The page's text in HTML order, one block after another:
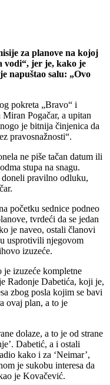
za planove na kojoj
vodi“, jer je, kako je
napuštao salu: „Ovo
pokreta „Bravo“ i
Pogačar, a upitan
je bitnija činjenica da
pravosnažnosti“.
ne piše tačan datum ili
stupa na snagu.
doneli pravilno odluku,
početku sednice podneo
tvrdeći da se jedan
je naveo, ostali članovi
usprotivili njegovom
izuzeće.
izuzeće kompletne
Radonje Dabetića, koji je,
zbog posla kojim se bavi
ovaj plan, a to je
dolaze, a to je od strane
Dabetić, a i ostali
kako i za ‘Neimar’,
je sukobu interesa da
je Kovačević.